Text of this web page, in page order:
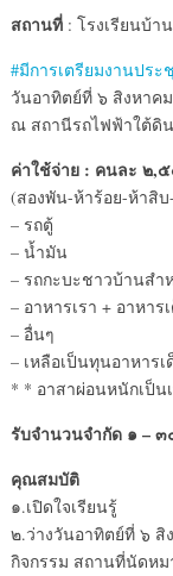
สถานที่: โรงเรียนบ้า
#มีการเตรียมงานปร
วันอาทิตย์ที่ ๖ สิงหาค
ณ สถานีรถไฟฟ้าใต้ดิ
ค่าใช้จ่าย : คนละ ๒,
(สองพัน-ห้าร้อย-ห้าสิ
– รถตู้
– น้ำมัน
– รถกะบะชาวบ้านส
– อาหารเรา + อาหา
– อื่นๆ
– เหลือเป็นทุนอาหาร
* * อาสาผ่อนหนักเป็น
รับจำนวนจำกัด ๑ –
คุณสมบัติ
๑.เปิดใจเรียนรู้
๒.ว่างวันอาทิตย์ที่ ๖ สิ
กิจกรรม สถานที่นัดหม